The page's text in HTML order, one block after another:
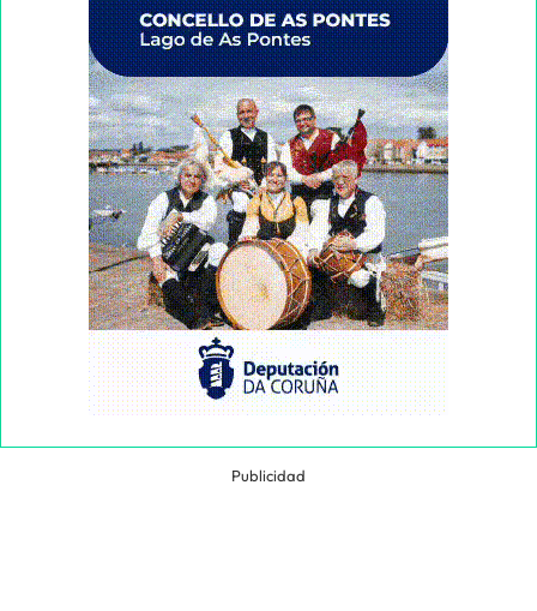
Publicidad